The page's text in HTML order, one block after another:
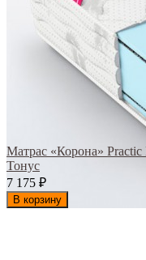
Матрас «Корона»
Тонус
7 175 ₽
В корзину